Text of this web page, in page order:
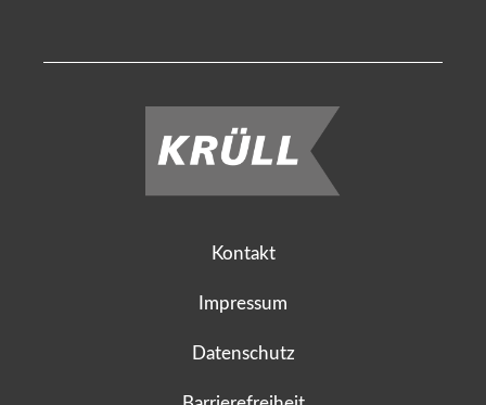
Kontakt
Impressum
Datenschutz